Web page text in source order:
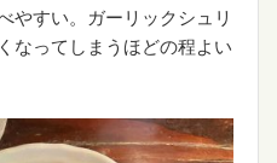
やすい。ガーリックシュリ
なってしまうほどの程よい